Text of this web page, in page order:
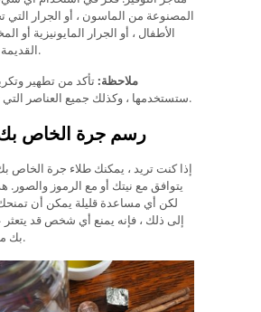
المصنوعة من الماسون ، أو الجرار التي
الأطفال ، أو الجرار المايونيزية أو
القديمة وزجاجات الزيت.
ملاحظة:تأكد من تطهير
ستستخدمها ، وكذلك جميع العناصر التي تخطط لملئها بها.
رسم جرة الخاص بك
إذا كنت تريد ، يمكنك طلاء جرة الخاص
يتوافق مع نيتك أو مع الرموز والصور.
لكن أي مساعدة قليلة يمكن أن تمنحك
إلى ذلك ، فإنه يمنع أي شخص قد
بك من رؤية محتويات.